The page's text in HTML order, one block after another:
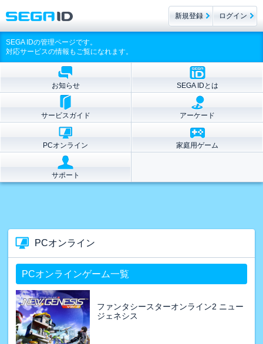
SEGA IDの管理ページです。
対応サービスの情報もご覧になれます。
お知らせ SEGA IDとは
サービスガイド アーケード
PCオンライン 家庭用ゲーム
サポート
PCオンライン
PCオンラインゲーム一覧
ファンタシースターオンライン2 ニュー
ジェネシス
新規登録 ログイン